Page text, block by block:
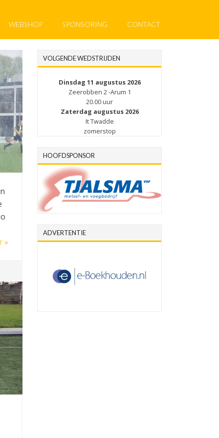
WEBSHOP SPONSORING CONTACT
»
VOLGENDE WEDSTRIJDEN
Dinsdag 11 augustus 2026
Zeerobben 2 -Arum 1
20.00 uur
Zaterdag augustus 2026
It Twadde
zomerstop
HOOFDSPONSOR
ADVERTENTIE